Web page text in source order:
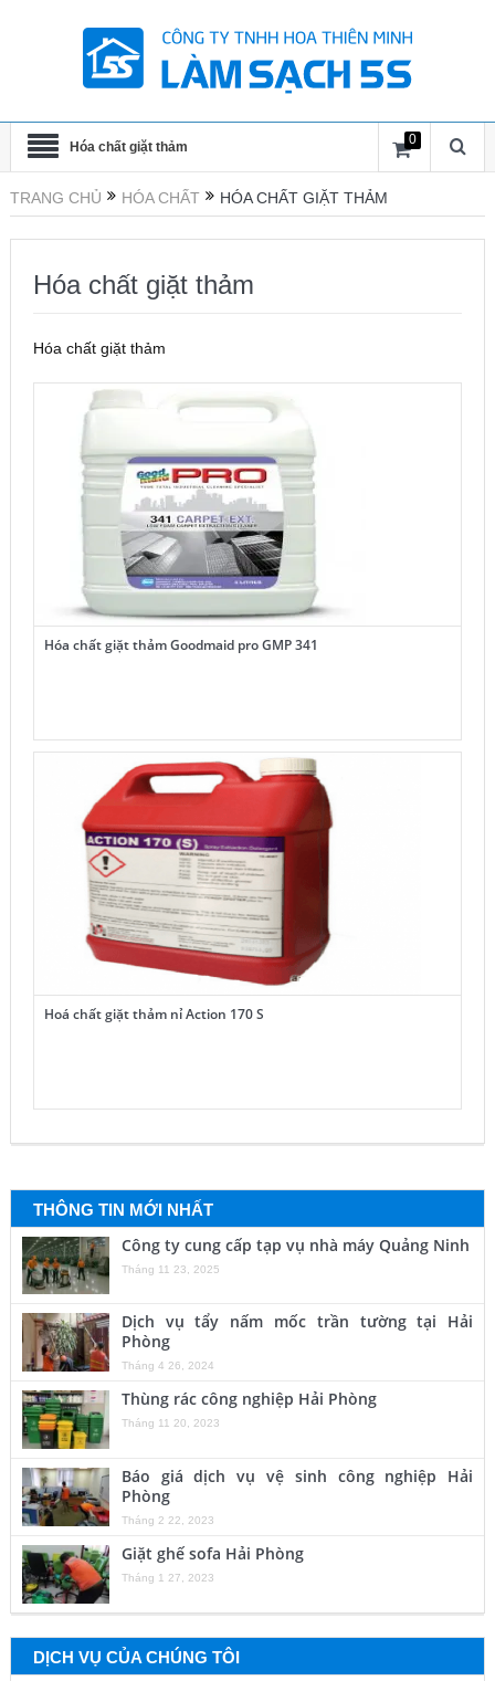
Hóa chất giặt thảm 0
TRANG CHỦ HÓA CHẤT HÓA CHẤT GIẶT THẢM
Hóa chất giặt thảm
Hóa chất giặt thảm
Hóa chất giặt thảm Goodmaid pro GMP 341
Hoá chất giặt thảm nỉ Action 170 S
THÔNG TIN MỚI NHẤT
Công ty cung cấp tạp vụ nhà máy Quảng Ninh
Tháng 11 23, 2025
Dịch vụ tẩy nấm mốc trần tường tại Hải
Phòng
Tháng 4 26, 2024
Thùng rác công nghiệp Hải Phòng
Tháng 11 20, 2023
Báo giá dịch vụ vệ sinh công nghiệp Hải
Phòng
Tháng 2 22, 2023
Giặt ghế sofa Hải Phòng
Tháng 1 27, 2023
DỊCH VỤ CỦA CHÚNG TÔI